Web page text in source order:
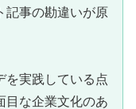
記事の勘違いが原
を実践している点
目な企業文化のあ